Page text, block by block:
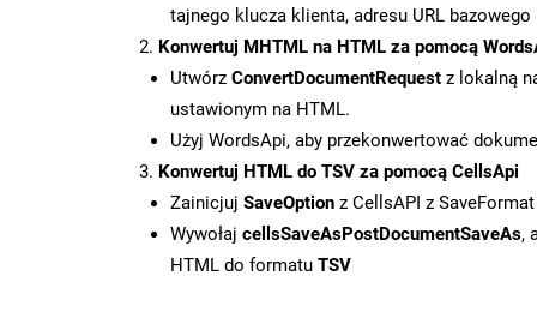
tajnego klucza klienta, adresu URL
Konwertuj MHTML na HTML za pomocą
Utwórz ConvertDocumentRequest z lokalną
ustawionym na HTML.
Użyj WordsApi, aby przekonwertować
Konwertuj HTML do TSV za pomocą CellsApi
Zainicjuj SaveOption z CellsAPI z
Wywołaj cellsSaveAsPostDocumentSaveAs,
HTML do formatu TSV